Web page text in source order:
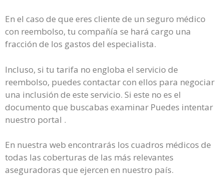
En el caso de que eres cliente de un seguro médico
con reembolso, tu compañía se hará cargo una
fracción de los gastos del especialista.
Incluso, si tu tarifa no engloba el servicio de
reembolso, puedes contactar con ellos para negociar
una inclusión de este servicio. Si este no es el
documento que buscabas examinar Puedes intentar
nuestro portal .
En nuestra web encontrarás los cuadros médicos de
todas las coberturas de las más relevantes
aseguradoras que ejercen en nuestro país.